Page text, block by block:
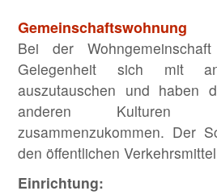
Gemeinschaftswohnung
Bei der
Gelegenheit sich mit
auszutauschen und haben
anderen Kulturen
zusammenzukommen. Der
den öffentlichen
Einrichtung: